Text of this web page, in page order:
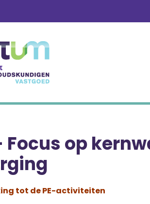
Focus op
tot de PE-activiteiten